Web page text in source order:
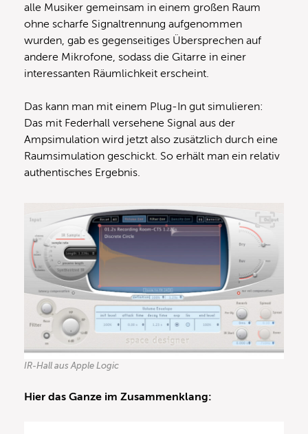
alle Musiker gemeinsam in einem großen Raum
ohne scharfe Signaltrennung aufgenommen
wurden, gab es gegenseitiges Übersprechen auf
andere Mikrofone, sodass die Gitarre in einer
interessanten Räumlichkeit erscheint.
Das kann man mit einem Plug-In gut simulieren:
Das mit Federhall versehene Signal aus der
Ampsimulation wird jetzt also zusätzlich durch eine
Raumsimulation geschickt. So erhält man ein relativ
authentisches Ergebnis.
IR-Hall aus Apple Logic
Hier das Ganze im Zusammenklang: